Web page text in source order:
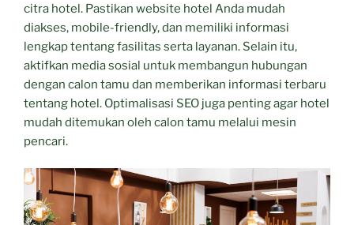
citra hotel. Pastikan website hotel Anda mudah
diakses, mobile-friendly, dan memiliki informasi
lengkap tentang fasilitas serta layanan. Selain itu,
aktifkan media sosial untuk membangun hubungan
dengan calon tamu dan memberikan informasi terbaru
tentang hotel. Optimalisasi SEO juga penting agar hotel
mudah ditemukan oleh calon tamu melalui mesin
pencari.